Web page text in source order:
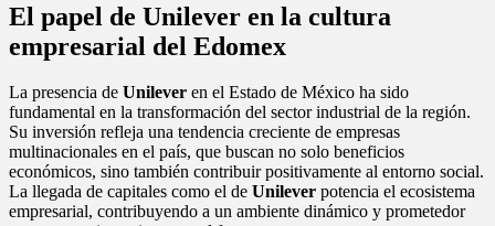
El papel de Unilever en la cultura
empresarial del Edomex
La presencia de Unilever en el Estado de México ha sido
fundamental en la transformación del sector industrial de la región.
Su inversión refleja una tendencia creciente de empresas
multinacionales en el país, que buscan no solo beneficios
económicos, sino también contribuir positivamente al entorno social.
La llegada de capitales como el de Unilever potencia el ecosistema
empresarial, contribuyendo a un ambiente dinámico y prometedor